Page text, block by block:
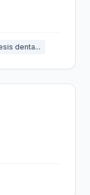
denta...